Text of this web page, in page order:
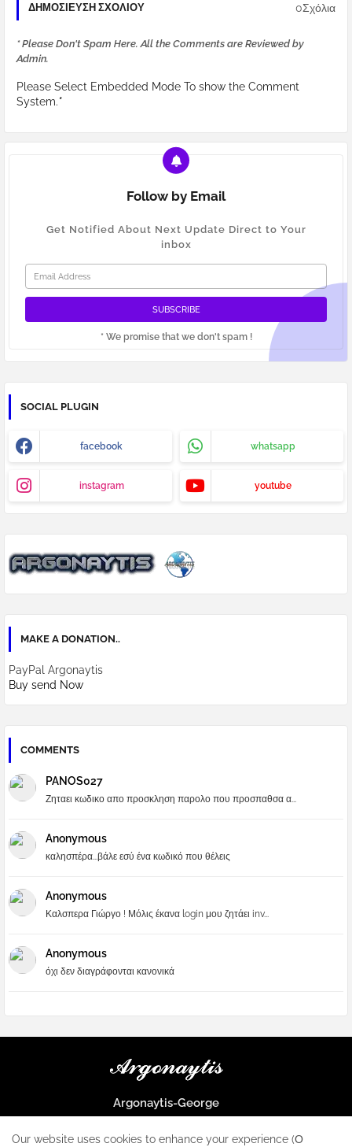
ΔΗΜΟΣΊΕΥΣΗ ΣΧΟΛΊΟΥ 0Σχόλια
* Please Don't Spam Here. All the Comments are Reviewed by
Admin.
Please Select Embedded Mode To show the Comment
System.*
Follow by Email
Get Notified About Next Update Direct to Your
inbox
* We promise that we don't spam !
SOCIAL PLUGIN
facebook whatsapp
instagram youtube
MAKE A DONATION..
PayPal Argonaytis
Buy send Now
COMMENTS
PANOS027
Ζηταει κωδικο απο προσκληση παρολο που προσπαθσα α...
Anonymous
καλησπέρα...βάλε εσύ ένα κωδικό που θέλεις
Anonymous
Καλσπερα Γιώργο ! Μόλις έκανα login μου ζητάει inv...
Anonymous
όχι δεν διαγράφονται κανονικά
Argonaytis-George
μοναδικός σταθμός για κάθε iphone
Our website uses cookies to enhance your experience (Ο